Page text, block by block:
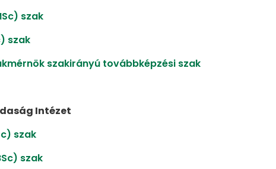
szak
szak
szakirányú továbbképzési szak
Intézet
szak
szak